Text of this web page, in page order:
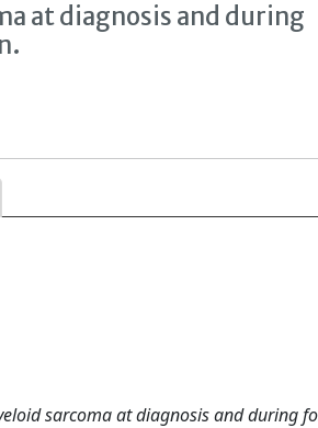
at diagnosis and during
sarcoma at diagnosis and during